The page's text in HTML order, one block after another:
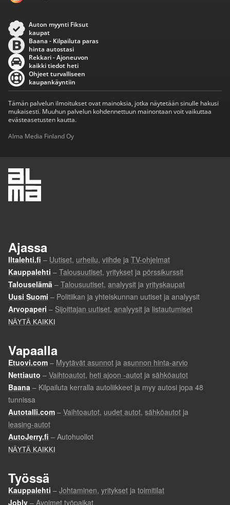
Auton myynti Fiksut
kaupat
Baana - Kilpailuta paras
hinta autostasi
Rekkari - Ajoneuvon
kaikki tiedot heti
Ohjeet turvalliseen
kaupankäyntiin
Tämän palvelun ilmoitukset ovat mainoksia, jotka näytetään sinulle hakusi
mukaisesti. Muuhun palvelun kohdennettuun mainontaan voit vaikuttaa
evästeasetusten kautta.
Alma Media Finland Oy